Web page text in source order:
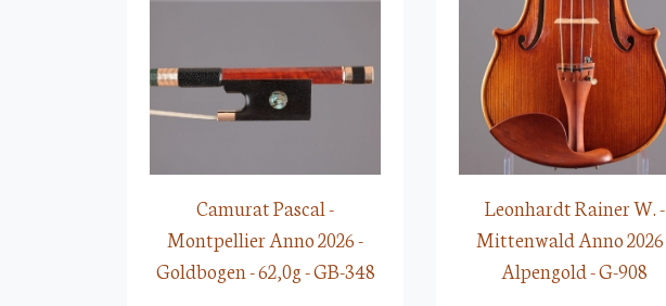
Camurat Pascal -
Montpellier Anno 2026 -
Goldbogen - 62,0g - GB-348
Leonhardt Rainer W. -
Mittenwald Anno 2026
Alpengold - G-908